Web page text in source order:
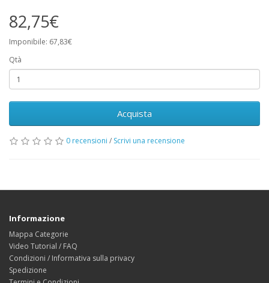
82,75€
Imponibile: 67,83€
Qtà
Acquista
0 recensioni / Scrivi una recensione
Informazione
Mappa Categorie
Video Tutorial / FAQ
Condizioni / Informativa sulla privacy
Spedizione